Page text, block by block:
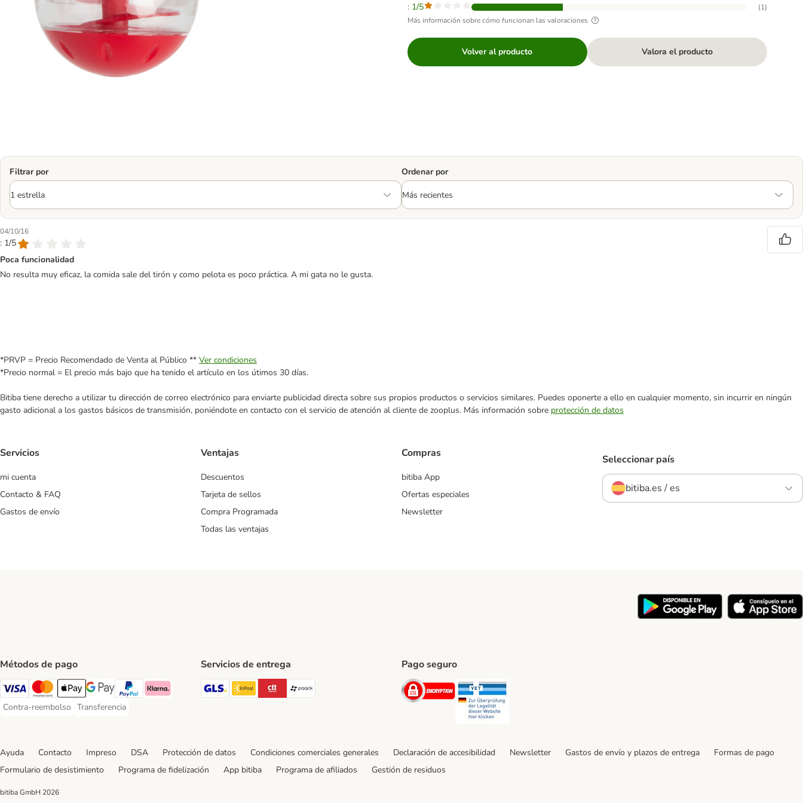
: 1/5 (1)
Más información sobre cómo funcionan las valoraciones
Volver al producto Valora el producto
Filtrar por Ordenar por
04/10/16
: 1/5
Poca funcionalidad
No resulta muy eficaz, la comida sale del tirón y como pelota es poco práctica. A mi gata no le gusta.
*PRVP = Precio Recomendado de Venta al Público ** Ver condiciones
*Precio normal = El precio más bajo que ha tenido el artículo en los útimos 30 días.
Bitiba tiene derecho a utilizar tu dirección de correo electrónico para enviarte publicidad directa sobre sus propios productos o servicios similares. Puedes oponerte a ello en cualquier momento, sin incurrir en ningún
gasto adicional a los gastos básicos de transmisión, poniéndote en contacto con el servicio de atención al cliente de zooplus. Más información sobre protección de datos
Servicios
mi cuenta
Contacto & FAQ
Gastos de envío
Ventajas
Descuentos
Tarjeta de sellos
Compra Programada
Todas las ventajas
Compras
bitiba App
Ofertas especiales
Newsletter
Seleccionar país
bitiba.es / es
Métodos de pago
Visa Payment Method
Mastercard Payment Method
Apple Pay Payment Method
Google Pay Payment Method
PayPal Payment Method
Klarna Payment Method
Contra-reembolso
Contra-reembolso Payment Method
Transferencia
Transferencia Payment Method
Servicios de entrega
GLS Shipping Method
InPost Shipping Method
CTTExpress Shipping Method
paack Shipping Method
Pago seguro
Security
Ayuda Contacto Impreso DSA Protección de datos Condiciones comerciales generales Declaración de accesibilidad Newsletter Gastos de envío y plazos de entrega
Formas de pago
Formulario de desistimiento
Programa de fidelización App bitiba Programa de afiliados Gestión de residuos
bitiba GmbH 2026